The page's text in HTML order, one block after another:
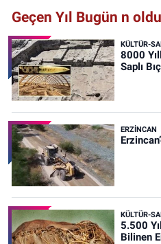
Geçen Yıl Bugün n oldu
KÜLTÜR-
8000
Saplı
ERZINCAN
KÜLTÜR-
5.500
Bilinen